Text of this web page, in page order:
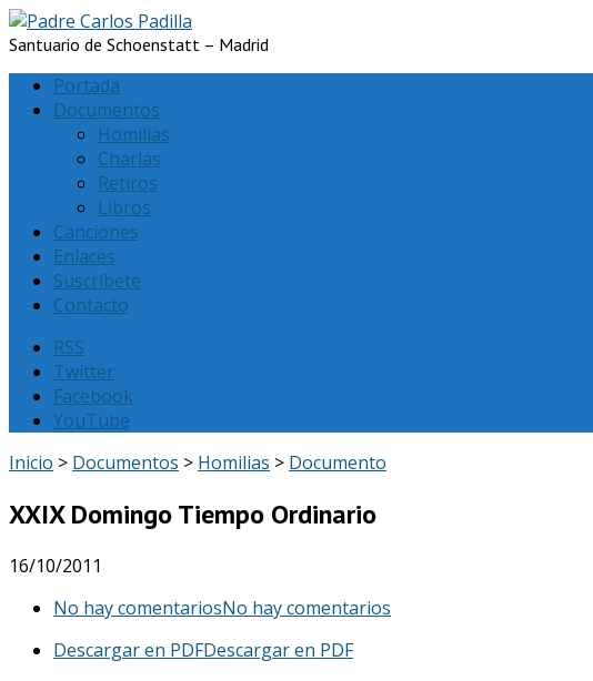
Santuario de Schoenstatt – Madrid
Portada
Documentos
Homilias
Charlas
Retiros
Libros
Canciones
Enlaces
Suscríbete
Contacto
RSS
Twitter
Facebook
YouTube
Inicio > Documentos > Homilias > Documento
XXIX Domingo Tiempo Ordinario
16/10/2011
No hay comentariosNo hay comentarios
Descargar en PDFDescargar en PDF